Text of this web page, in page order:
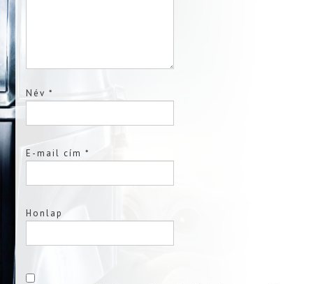
Név*
E-mail cím*
Honlap